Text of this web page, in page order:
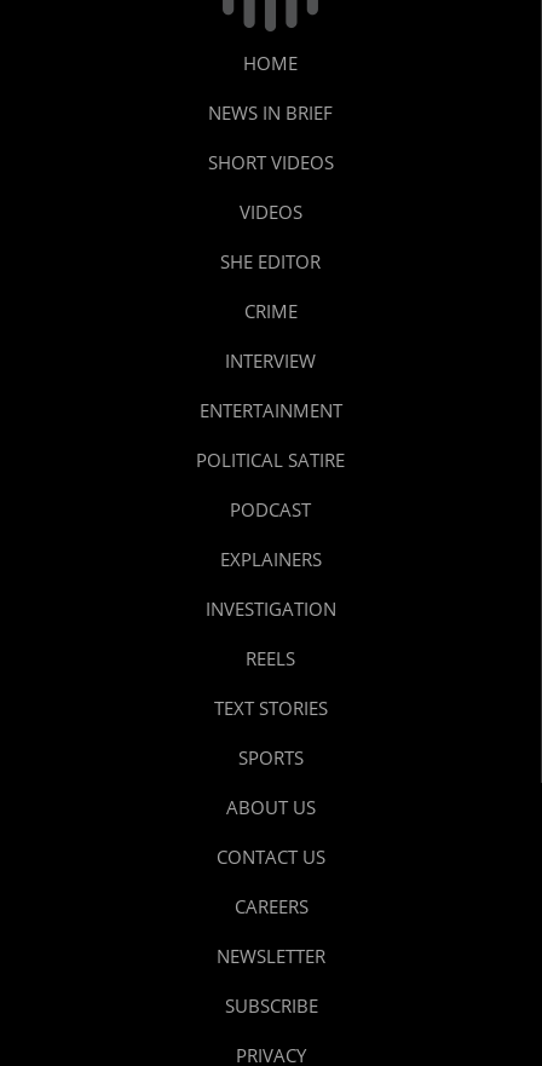
HOME
NEWS IN BRIEF
SHORT VIDEOS
VIDEOS
SHE EDITOR
CRIME
INTERVIEW
ENTERTAINMENT
POLITICAL SATIRE
PODCAST
EXPLAINERS
INVESTIGATION
REELS
TEXT STORIES
SPORTS
ABOUT US
CONTACT US
CAREERS
NEWSLETTER
SUBSCRIBE
PRIVACY